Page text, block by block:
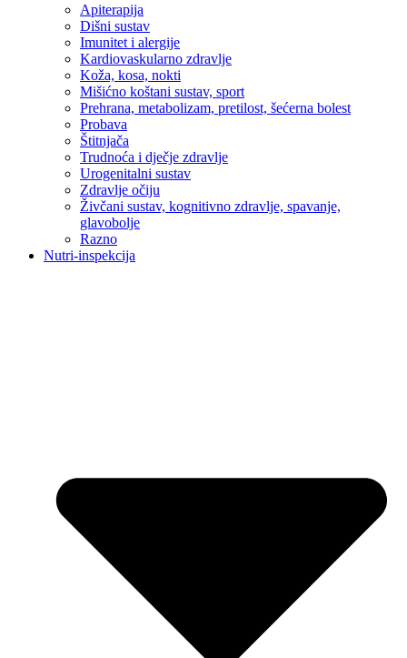
Apiterapija
Dišni sustav
Imunitet i alergije
Kardiovaskularno zdravlje
Koža, kosa, nokti
Mišićno koštani sustav, sport
Prehrana, metabolizam, pretilost, šećerna bolest
Probava
Štitnjača
Trudnoća i dječje zdravlje
Urogenitalni sustav
Zdravlje očiju
Živčani sustav, kognitivno zdravlje, spavanje,
glavobolje
Razno
Nutri-inspekcija